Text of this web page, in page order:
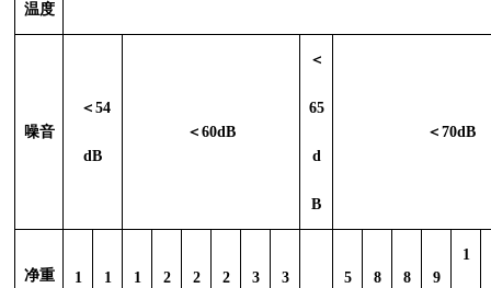
温度
噪音
＜ 54
dB
＜ 60dB
＜
65
d
B
＜ 70dB
净重 1 1 1 2 2 2 3 3 5 8 8 9
1